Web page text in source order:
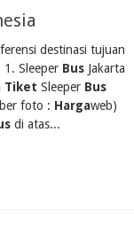
destinasi tujuan
Sleeper BusJakarta
Tiket Sleeper Bus
foto : Hargaweb)
di atas...